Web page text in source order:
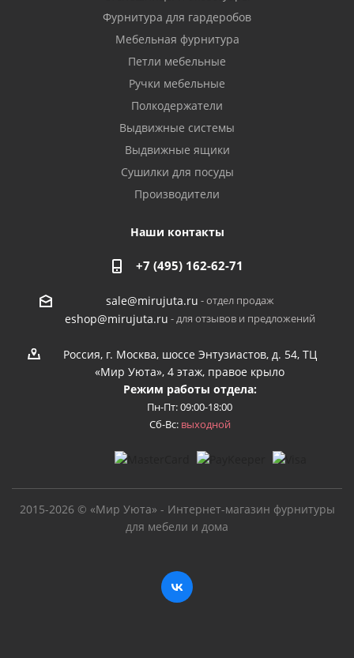
Фурнитура для гардеробов
Мебельная фурнитура
Петли мебельные
Ручки мебельные
Полкодержатели
Выдвижные системы
Выдвижные ящики
Сушилки для посуды
Производители
Наши контакты
+7 (495) 162-62-71
sale@mirujuta.ru - отдел продаж
eshop@mirujuta.ru - для отзывов и предложений
Россия, г. Москва, шоссе Энтузиастов, д. 54, ТЦ
«Мир Уюта», 4 этаж, правое крыло
Режим работы отдела:
Пн-Пт: 09:00-18:00
Сб-Вс: выходной
2015-2026 © «Мир Уюта» - Интернет-магазин фурнитуры
для мебели и дома